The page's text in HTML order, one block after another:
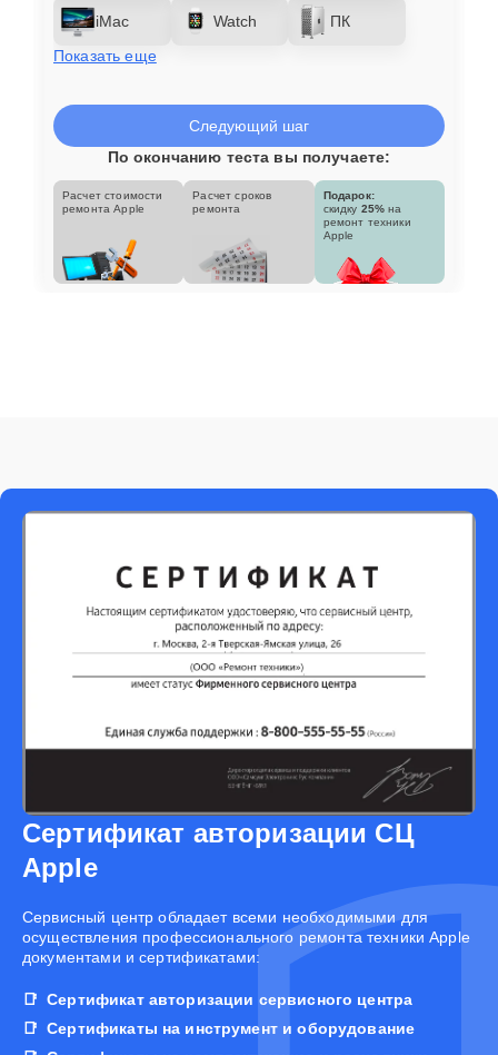
iMac Watch
ПК
Показать еще
Следующий шаг
По окончанию теста вы получаете:
Расчет стоимости
ремонта Apple
Расчет сроков
ремонта
Подарок:
скидку 25% на
ремонт техники
Apple
Сертификат авторизации СЦ
Apple
Cервисный центр обладает всеми необходимыми для
осуществления профессионального ремонта техники Apple
документами и сертификатами:
Сертификат авторизации сервисного центра
Сертификаты на инструмент и оборудование